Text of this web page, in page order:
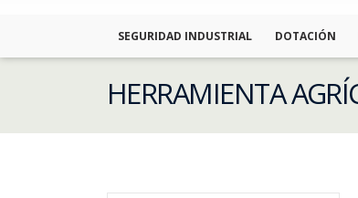
SEGURIDAD INDUSTRIAL DOTACIÓN
HERRAMIENTA